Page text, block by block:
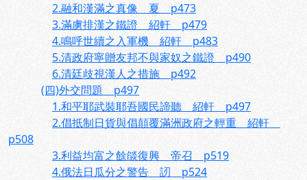
2.融和漢滿之真像 夏 p473
3.滿虜排漢之鐵證 紹軒 p479
4.鳴呼世續之入軍機 紹軒 p483
5.清政府寧贈友邦不與家奴之鐵證 p490
6.清廷歧視漢人之措施 p492
(四)外交問題 p497
1.和平耶武裝耶吾國民諦聽 紹軒 p497
2.倡抵制日貨與倡顛覆滿洲政府之輕重 紹軒
p508
3.利益均富之餘燄復興 帝召 p519
4.俄法日瓜分之警告 訒 p524